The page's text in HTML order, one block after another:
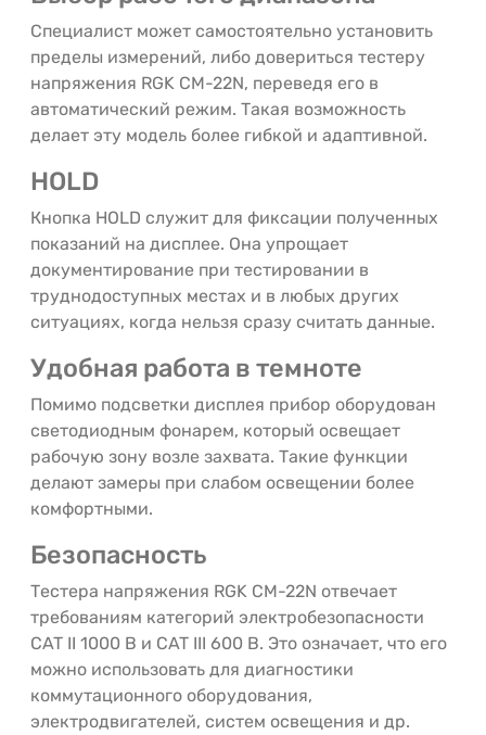
Специалист может самостоятельно установить
пределы измерений, либо довериться тестеру
напряжения RGK CM-22N, переведя его в
автоматический режим. Такая возможность
делает эту модель более гибкой и адаптивной.
HOLD
Кнопка HOLD служит для фиксации полученных
показаний на дисплее. Она упрощает
документирование при тестировании в
труднодоступных местах и в любых других
ситуациях, когда нельзя сразу считать данные.
Удобная работа в темноте
Помимо подсветки дисплея прибор оборудован
светодиодным фонарем, который освещает
рабочую зону возле захвата. Такие функции
делают замеры при слабом освещении более
комфортными.
Безопасность
Тестера напряжения RGK CM-22N отвечает
требованиям категорий электробезопасности
CAT II 1000 В и CAT III 600 В. Это означает, что его
можно использовать для диагностики
коммутационного оборудования,
электродвигателей, систем освещения и др.